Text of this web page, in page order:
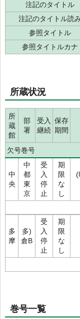
注記のタイトル
注記のタイトル読
参照タイトル
参照タイトルカナ
所蔵状況
所
蔵
館
部
署
受入
継続
保存
期間
欠号巻号
中
央
中
都
東
京
受
入
停
止
期
限
な
し
(
多
摩
多)
倉B
受
入
停
止
期
限
な
し
巻号一覧